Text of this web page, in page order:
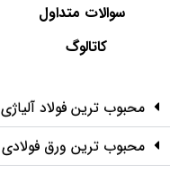
سوالات متداول
کاتالوگ
محبوب ترین فولاد آلیاژی
محبوب ترین ورق فولادی